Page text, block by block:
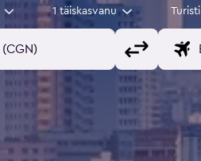
1 täiskasvanu Turisti